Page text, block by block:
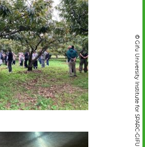
© Gifu University Institute for SPARC-GIFU